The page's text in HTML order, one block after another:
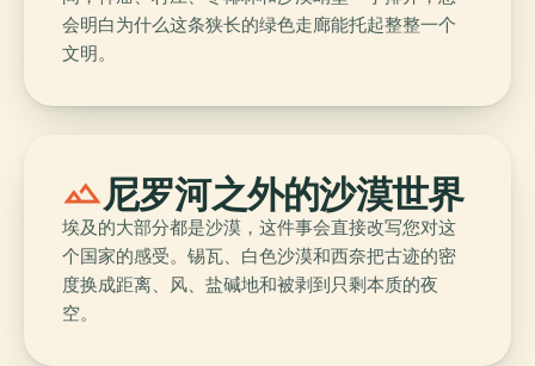
会明白为什么这条狭长的绿色走廊能托起整整一个
文明。
landscape尼罗河之外的沙漠世界
埃及的大部分都是沙漠，这件事会直接改写您对这
个国家的感受。锡瓦、白色沙漠和西奈把古迹的密
度换成距离、风、盐碱地和被剥到只剩本质的夜
空。